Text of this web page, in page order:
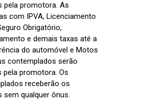
pela promotora. As
com IPVA, Licenciamento
Obrigatório,
e demais taxas até a
do automóvel e Motos
contemplados serão
pela promotora. Os
receberão os
sem qualquer ônus.